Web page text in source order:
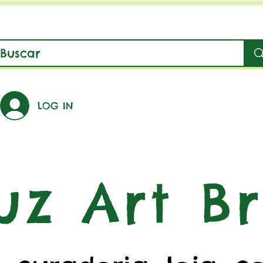
LOG IN
Art